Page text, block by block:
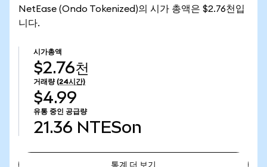
NetEase (Ondo Tokenized)의 시가 총액은 $2.76천입
니다.
시가총액
$2.76천
거래량 (24시간)
$4.99
유통 중인 공급량
21.36 NTESon
통계 더 보기